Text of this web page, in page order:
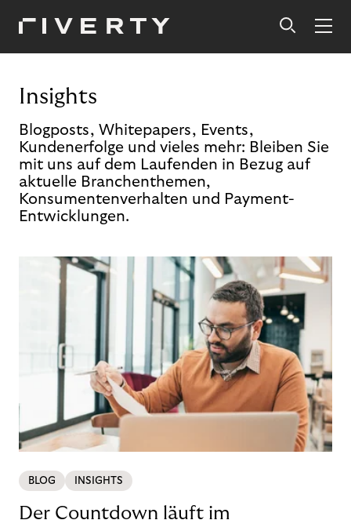
Insights
Blogposts, Whitepapers, Events,
Kundenerfolge und vieles mehr: Bleiben Sie
mit uns auf dem Laufenden in Bezug auf
aktuelle Branchenthemen,
Konsumentenverhalten und Payment-
Entwicklungen.
BLOG INSIGHTS
Der Countdown läuft im